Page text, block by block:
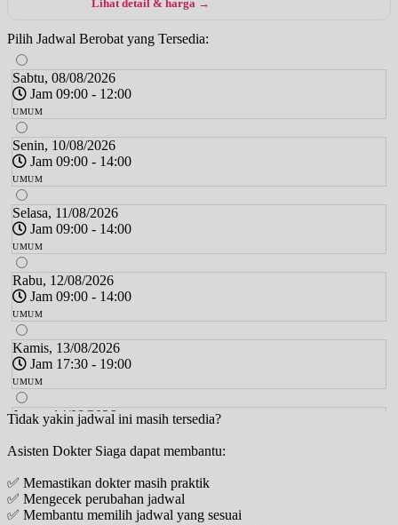
Lihat detail & harga →
Pilih Jadwal Berobat yang Tersedia:
Sabtu, 08/08/2026
Jam 09:00 - 12:00
UMUM
Senin, 10/08/2026
Jam 09:00 - 14:00
UMUM
Selasa, 11/08/2026
Jam 09:00 - 14:00
UMUM
Rabu, 12/08/2026
Jam 09:00 - 14:00
UMUM
Kamis, 13/08/2026
Jam 17:30 - 19:00
UMUM
Jumat, 14/08/2026
Jam 13:00 - 15:00
UMUM
Sabtu, 15/08/2026
Jam 09:00 - 12:00
UMUM
Tidak yakin jadwal ini masih tersedia?
Asisten Dokter Siaga dapat membantu:
✅ Memastikan dokter masih praktik
✅ Mengecek perubahan jadwal
✅ Membantu memilih jadwal yang sesuai